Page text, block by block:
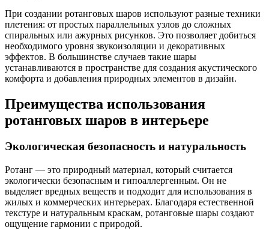
При создании ротанговых шаров используют разные техники
плетения: от простых параллельных узлов до сложных
спиральных или ажурных рисунков. Это позволяет добиться
необходимого уровня звукоизоляции и декоративных
эффектов. В большинстве случаев такие шары
устанавливаются в пространстве для создания акустического
комфорта и добавления природных элементов в дизайн.
Преимущества использования
ротанговых шаров в интерьере
Экологическая безопасность и натуральность
Ротанг — это природный материал, который считается
экологически безопасным и гипоаллергенным. Он не
выделяет вредных веществ и подходит для использования в
жилых и коммерческих интерьерах. Благодаря естественной
текстуре и натуральным краскам, ротанговые шары создают
ощущение гармонии с природой.